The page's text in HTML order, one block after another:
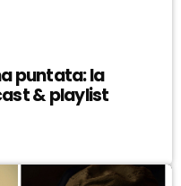
puntata: la
& playlist